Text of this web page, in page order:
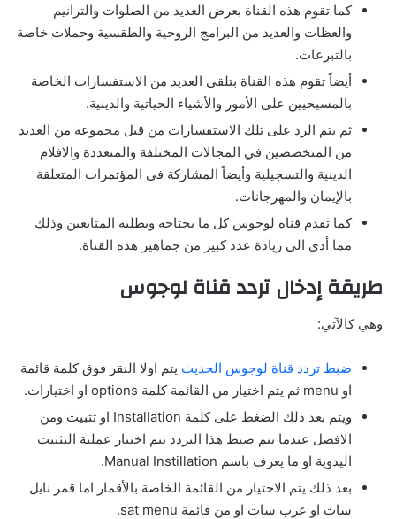
كما تقوم هذه القناة بعرض العديد من الصلوات والترانيم
والعظات والعديد من البرامج الروحية والطقسية وحملات خاصة
بالتبرعات.
أيضاً تقوم هذه القناة بتلقي العديد من الاستفسارات الخاصة
بالمسيحيين على الأمور والأشياء الحياتية والدينية.
ثم يتم الرد على تلك الاستفسارات من قبل مجموعة من العديد
من المتخصصين في المجالات المختلفة والمتعددة والافلام
الدينية والتسجيلية وأيضاً المشاركة في المؤتمرات المتعلقة
بالإيمان والمهرجانات.
كما تقدم قناة لوجوس كل ما يحتاجه ويطلبه المتابعين وذلك
مما أدى الى زيادة عدد كبير من جماهير هذه القناة.
طريقة إدخال تردد قناة لوجوس
وهي كالآتي:
ضبط تردد قناة لوجوس الحديث يتم اولا النقر فوق كلمة قائمة
او menu ثم يتم اختيار من القائمة كلمة options او اختيارات.
ويتم بعد ذلك الضغط على كلمة Installation او تثبيت ومن
الافضل عندما يتم ضبط هذا التردد يتم اختيار عملية التثبيت
اليدوية او ما يعرف باسم Manual Instillation.
بعد ذلك يتم الاختيار من القائمة الخاصة بالأقمار اما قمر نايل
سات او عرب سات او من قائمة sat menu.